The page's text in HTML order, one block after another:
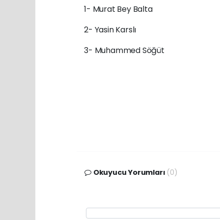
1- Murat Bey Balta
2- Yasin Karslı
3- Muhammed Söğüt
Okuyucu Yorumları (0)